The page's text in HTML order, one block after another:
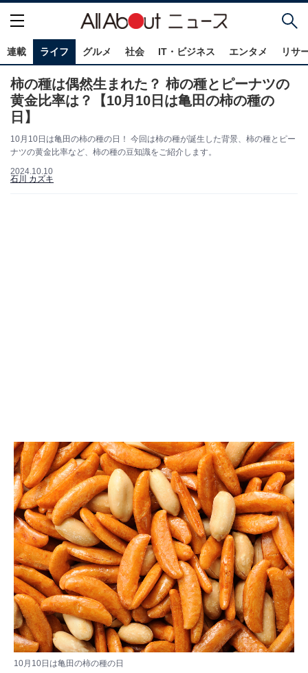
連載 ライフ グルメ 社会 IT・ビジネス エンタメ リサ
柿の種は偶然生まれた？ 柿の種とピーナツの
黄金比率は？【10月10日は亀田の柿の種の
日】
10月10日は亀田の柿の種の日！ 今回は柿の種が誕生した背景、柿の種とピー
ナツの黄金比率など、柿の種の豆知識をご紹介します。
2024.10.10
石川 カズキ
10月10日は亀田の柿の種の日